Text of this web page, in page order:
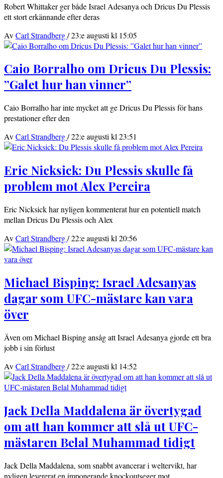
Robert Whittaker ger både Israel Adesanya och Dricus Du Plessis
ett stort erkännande efter deras
AvCarl Strandberg/23:e augusti kl 15:05
Caio Borralho om Dricus Du Plessis:
”Galet hur han vinner”
Caio Borralho har inte mycket att ge Dricus Du Plessis för hans
prestationer efter den
AvCarl Strandberg/22:e augusti kl 23:51
Eric Nicksick: Du Plessis skulle få
problem mot Alex Pereira
Eric Nicksick har nyligen kommenterat hur en potentiell match
mellan Dricus Du Plessis och Alex
AvCarl Strandberg/22:e augusti kl 20:56
Michael Bisping: Israel Adesanyas
dagar som UFC-mästare kan vara
över
Även om Michael Bisping ansåg att Israel Adesanya gjorde ett bra
jobb i sin förlust
AvCarl Strandberg/22:e augusti kl 14:52
Jack Della Maddalena är övertygad
om att han kommer att slå ut UFC-
mästaren Belal Muhammad tidigt
Jack Della Maddalena, som snabbt avancerar i weltervikt, har
nyligen levererat en imponerande knockoutseger mot